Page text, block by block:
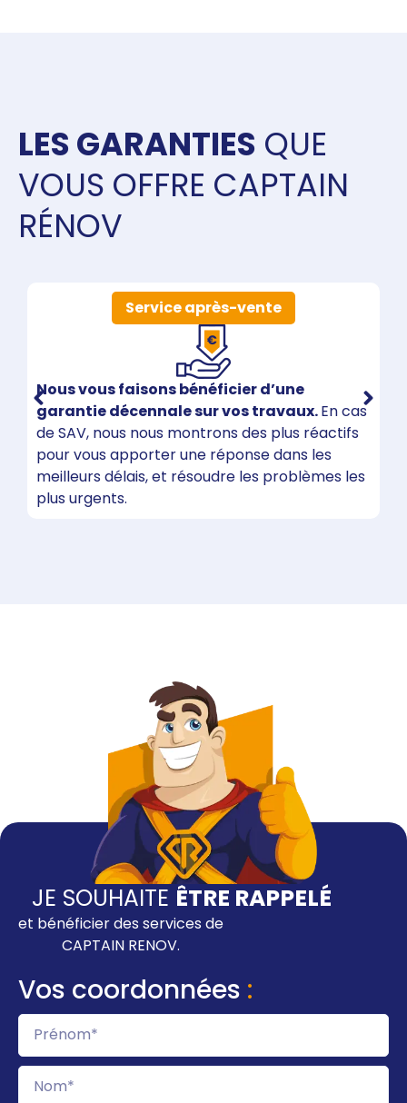
LES GARANTIES QUE
VOUS OFFRE CAPTAIN
RÉNOV
Service après-vente
Nous vous faisons bénéficier d’une
garantie décennale sur vos travaux.En cas
de SAV, nous nous montrons des plus réactifs
pour vous apporter une réponse dans les
meilleurs délais, et résoudre les problèmes les
plus urgents.
JE SOUHAITE ÊTRE RAPPELÉ
et bénéficier des services de
CAPTAIN RENOV.
Vos coordonnées :